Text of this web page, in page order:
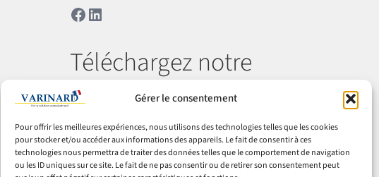
Gérer le consentement
Pour offrir les meilleures expériences, nous utilisons des technologies telles que les cookies
pour stocker et/ou accéder aux informations des appareils. Le fait de consentir à ces
technologies nous permettra de traiter des données telles que le comportement de navigation
ou les ID uniques sur ce site. Le fait de ne pas consentir ou de retirer son consentement peut
Facebook
LinkedIn
Téléchargez notre
catalogue
Télécharger